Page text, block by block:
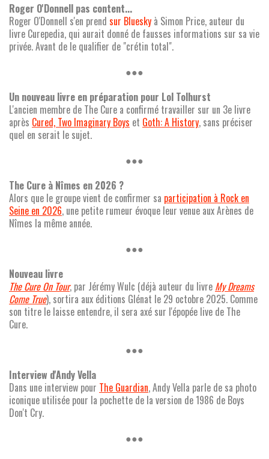
Roger O'Donnell pas content...
Roger O'Donnell s'en prend sur Bluesky à Simon Price, auteur du
livre Curepedia, qui aurait donné de fausses informations sur sa vie
privée. Avant de le qualifier de "crétin total".
●●●
Un nouveau livre en préparation pour Lol Tolhurst
L'ancien membre de The Cure a confirmé travailler sur un 3e livre
après Cured, Two Imaginary Boys et Goth: A History, sans préciser
quel en serait le sujet.
●●●
The Cure à Nîmes en 2026 ?
Alors que le groupe vient de confirmer sa participation à Rock en
Seine en 2026, une petite rumeur évoque leur venue aux Arènes de
Nîmes la même année.
●●●
Nouveau livre
The Cure On Tour, par Jérémy Wulc (déjà auteur du livre My Dreams
Come True), sortira aux éditions Glénat le 29 octobre 2025. Comme
son titre le laisse entendre, il sera axé sur l'épopée live de The
Cure.
●●●
Interview d'Andy Vella
Dans une interview pour The Guardian, Andy Vella parle de sa photo
iconique utilisée pour la pochette de la version de 1986 de Boys
Don't Cry.
●●●